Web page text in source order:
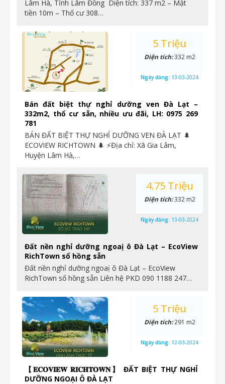
Lâm Hà, Tỉnh Lâm Đồng Diện tích: 337 m2 – Mặt
tiền 10m – Thổ cư 308…
Bán đất biệt thự nghỉ dưỡng ven Đà Lạt –
332m2, thổ cư sẵn, nhiều ưu đãi, LH: 0975 269
781
BÁN ĐẤT BIỆT THỰ NGHỈ DƯỠNG VEN ĐÀ LẠT 🌲
ECOVIEW RICHTOWN 🌲 ⚡Địa chỉ: Xã Gia Lâm,
Huyện Lâm Hà,…
5 Triệu
Diện tích:332 m2
Ngày đăng: 13-03-2024
Đất nền nghỉ dưỡng ngoaị ô Đà Lạt – EcoView
RichTown sổ hồng sẵn
Đất nền nghỉ dưỡng ngoaị ô Đà Lạt – EcoView
RichTown sổ hồng sẵn Liên hệ PKD 090 1188 247…
4.75 Triệu
Diện tích:332 m2
Ngày đăng: 13-03-2024
【𝐄𝐂𝐎𝐕𝐈𝐄𝐖 𝐑𝐈𝐂𝐇𝐓𝐎𝐖𝐍】 ĐẤT BIỆT THỰ NGHỈ
DƯỠNG NGOẠI Ô ĐÀ LẠT
5 Triệu
Diện tích:291 m2
Ngày đăng: 12-03-2024